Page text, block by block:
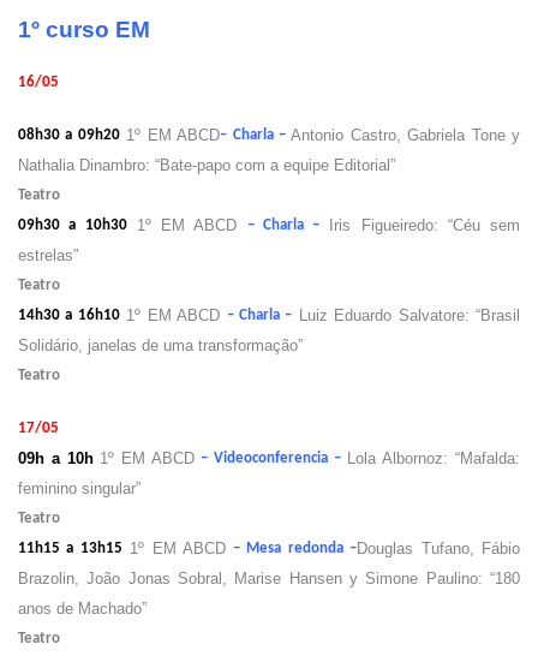
1º curso EM
16/05
08h30 a 09h20 1º EM ABCD– Charla –Antonio Castro, Gabriela Tone y
Nathalia Dinambro: “Bate-papo com a equipe Editorial”
Teatro
09h30 a 10h301º EM ABCD – Charla – Iris Figueiredo: “Céu sem
estrelas”
Teatro
14h30 a 16h101º EM ABCD – Charla –
Luiz Eduardo Salvatore: “Brasil
Solidário, janelas de uma transformação”
Teatro
17/05
09h a 10h 1º EM ABCD – Videoconferencia –Lola Albornoz: “Mafalda:
feminino singular”
Teatro
11h15 a 13h15
1º EM ABCD – Mesa redonda –Douglas Tufano, Fábio
Brazolin, João Jonas Sobral, Marise Hansen y Simone Paulino: “180
anos de Machado”
Teatro